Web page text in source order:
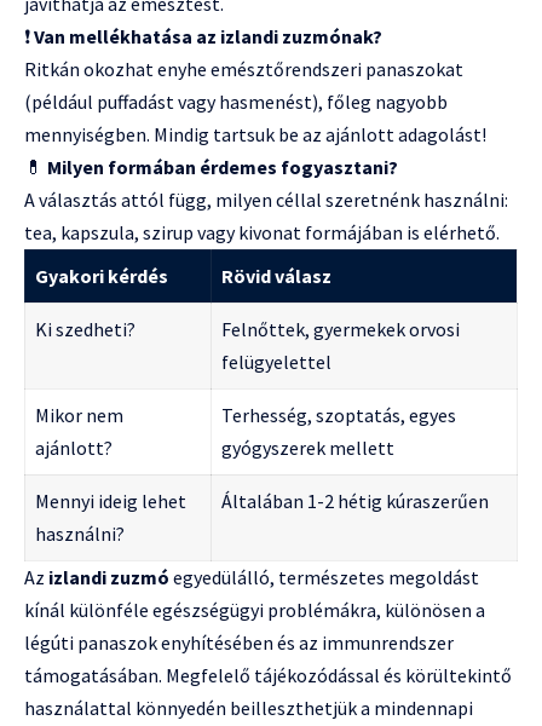
❗Van mellékhatása az izlandi zuzmónak?
Ritkán okozhat enyhe emésztőrendszeri panaszokat
(például puffadást vagy hasmenést), főleg nagyobb
mennyiségben. Mindig tartsuk be az ajánlott adagolást!
💊 Milyen formában érdemes fogyasztani?
A választás attól függ, milyen céllal szeretnénk használni:
tea, kapszula, szirup vagy kivonat formájában is elérhető.
Gyakori kérdés
Rövid válasz
Ki szedheti?
Felnőttek, gyermekek orvosi
felügyelettel
Mikor nem
ajánlott?
Terhesség, szoptatás, egyes
gyógyszerek mellett
Mennyi ideig lehet
használni?
Általában 1-2 hétig kúraszerűen
Az izlandi zuzmó egyedülálló, természetes megoldást
kínál különféle egészségügyi problémákra, különösen a
légúti panaszok enyhítésében és az immunrendszer
támogatásában. Megfelelő tájékozódással és körültekintő
használattal könnyedén beilleszthetjük a mindennapi